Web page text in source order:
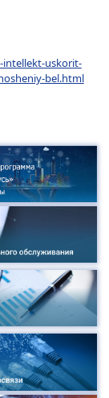
intellekt-uskorit-
bel.html